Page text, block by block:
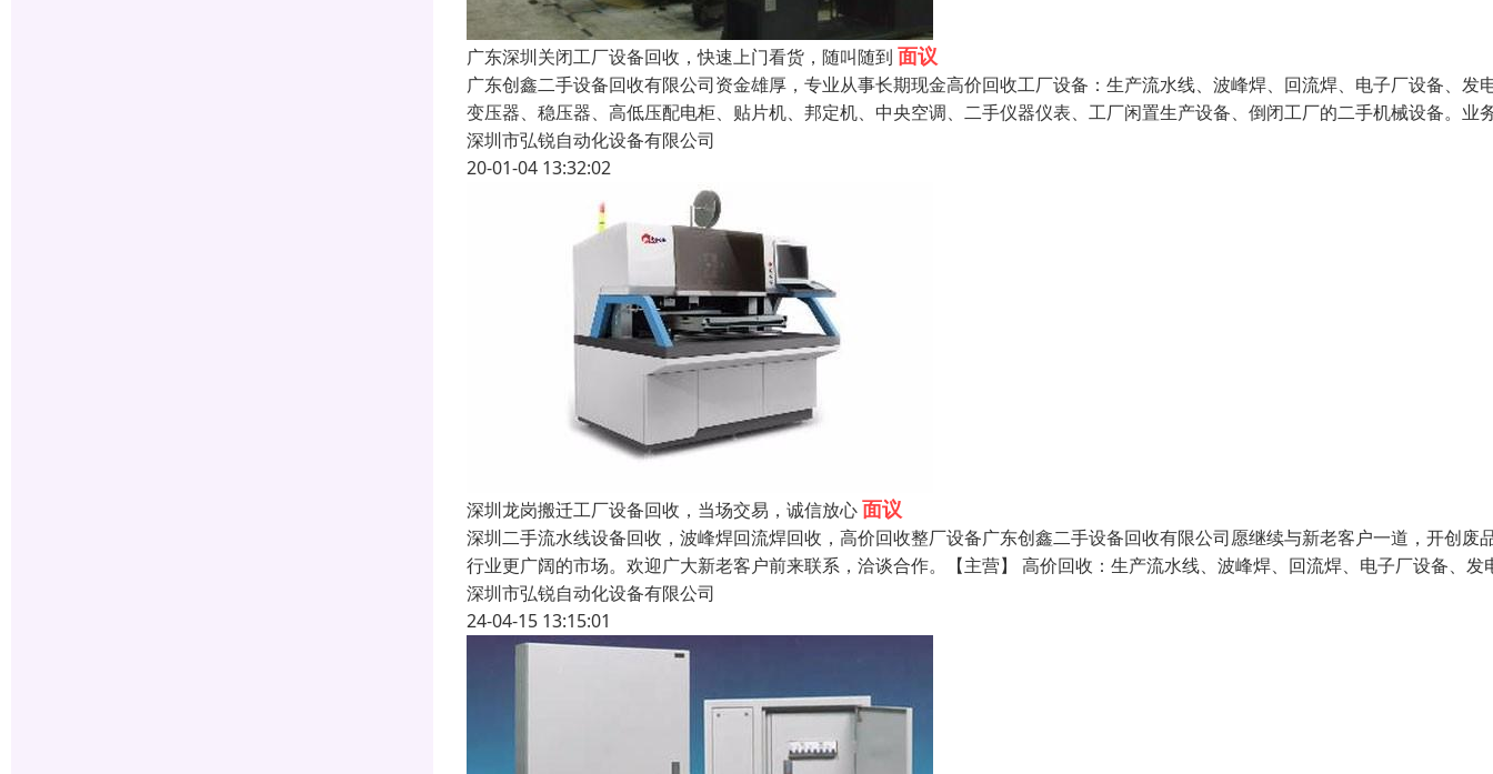
广东深圳关闭工厂设备回收，快速上门看货，随叫随到 面议
广东创鑫二手设备回收有限公司资金雄厚，专业从事长期现金高价回收工厂设备：生产流水线、波峰焊、回流焊、电子厂设备、发
变压器、稳压器、高低压配电柜、贴片机、邦定机、中央空调、二手仪器仪表、工厂闲置生产设备、倒闭工厂的二手机械设备。业
深圳市弘锐自动化设备有限公司
20-01-04 13:32:02
深圳龙岗搬迁工厂设备回收，当场交易，诚信放心面议
深圳二手流水线设备回收，波峰焊回流焊回收，高价回收整厂设备广东创鑫二手设备回收有限公司愿继续与新老客户一道，开创废
行业更广阔的市场。欢迎广大新老客户前来联系，洽谈合作。【主营】 高价回收：生产流水线、波峰焊、回流焊、电子厂设备、发
深圳市弘锐自动化设备有限公司
24-04-15 13:15:01